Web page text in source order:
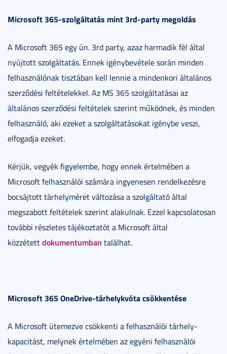
Microsoft 365-szolgáltatás mint 3rd-party megoldás
A Microsoft 365 egy ún. 3rd party, azaz harmadik fél által
nyújtott szolgáltatás. Ennek igénybevétele során minden
felhasználónak tisztában kell lennie a mindenkori általános
szerződési feltételekkel. Az MS 365 szolgáltatásai az
általános szerződési feltételek szerint működnek, és minden
felhasználó, aki ezeket a szolgáltatásokat igénybe veszi,
elfogadja ezeket.
Kérjük, vegyék figyelembe, hogy ennek értelmében a
Microsoft felhasználói számára ingyenesen rendelkezésre
bocsájtott tárhelyméret változása a szolgáltató által
megszabott feltételek szerint alakulnak. Ezzel kapcsolatosan
további részletes tájékoztatót a Microsoft által
közzétettdokumentumban találhat.
Microsoft 365 OneDrive-tárhelykvóta csökkentése
A Microsoft ütemezve csökkenti a felhasználói tárhely-
kapacitást, melynek értelmében az egyéni felhasználói